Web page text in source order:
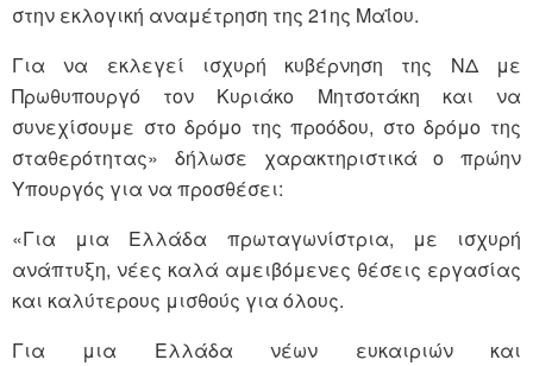
στην εκλογική αναμέτρηση της 21ης Μαΐου.
Για να εκλεγεί ισχυρή κυβέρνηση της ΝΔ με
Πρωθυπουργό τον Κυριάκο Μητσοτάκη και να
συνεχίσουμε στο δρόμο της προόδου, στο δρόμο της
σταθερότητας» δήλωσε χαρακτηριστικά ο πρώην
Υπουργός για να προσθέσει:
«Για μια Ελλάδα πρωταγωνίστρια, με ισχυρή
ανάπτυξη, νέες καλά αμειβόμενες θέσεις εργασίας
και καλύτερους μισθούς για όλους.
Για μια Ελλάδα νέων ευκαιριών και